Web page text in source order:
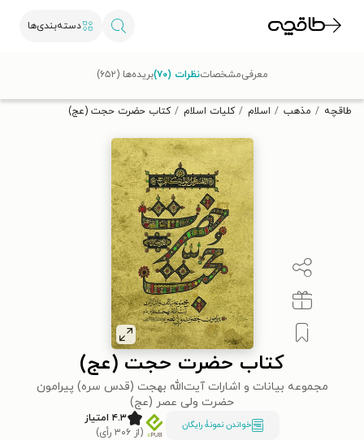
دسته‌بندی‌ها
تخفیف از طاقچه دریافت کن.
طاقچه مذهب اسلام کلیات اسلام کتاب حضرت حجت (عج)
کتاب حضرت حجت (عج)
مجموعه بیانات و اشارات آیت‌الله بهجت (قدس سره) پیرامون
حضرت ولی عصر (عج)
خواندن نمونۀ رایگان
۴.۳ امتیاز
(از ۳۰۶ رأی)
معرفیمشخصاتنظرات (۷۰) بریده‌ها (۶۵۲)